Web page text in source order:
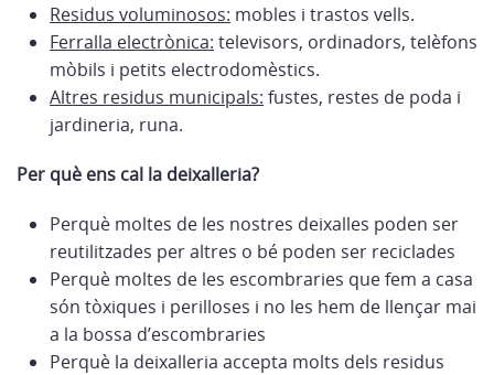
Residus voluminosos: mobles i trastos vells.
Ferralla electrònica: televisors, ordinadors, telèfons
mòbils i petits electrodomèstics.
Altres residus municipals: fustes, restes de poda i
jardineria, runa.
Per què ens cal la deixalleria?
Perquè moltes de les nostres deixalles poden ser
reutilitzades per altres o bé poden ser reciclades
Perquè moltes de les escombraries que fem a casa
són tòxiques i perilloses i no les hem de llençar mai
a la bossa d’escombraries
Perquè la deixalleria accepta molts dels residus